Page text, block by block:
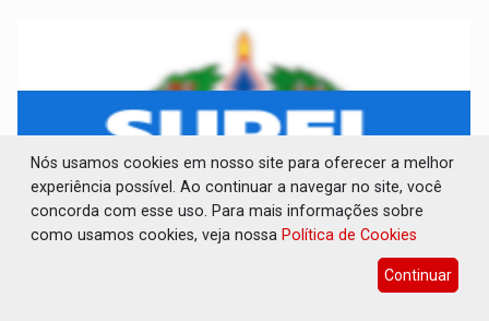
AVISO DE LICITAÇÃO: PREGÃO ELETRÔNICO
Nós usamos cookies em nosso site para oferecer a melhor
experiência possível. Ao continuar a navegar no site, você
concorda com esse uso. Para mais informações sobre
como usamos cookies, veja nossa Política de Cookies
Continuar